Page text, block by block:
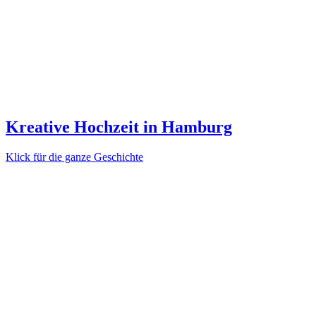
Kreative Hochzeit in Hamburg
Klick für die ganze Geschichte